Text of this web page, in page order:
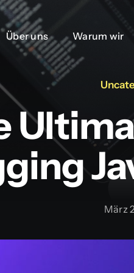
Über uns Warum wir
Über uns Warum wir
März